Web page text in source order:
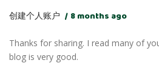
创建个人账户 8 months ago
Thanks for sharing. I read many of
blog is very good.